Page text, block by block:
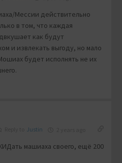
Мессии действительно
в том, что каждая
как будут
и извлекать выгоду, но мало
будет исполнять не их
Justin
машиаха своего, ещё 200